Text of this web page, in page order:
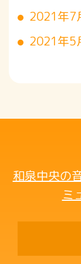
2021年7
2021年5
和泉中央の
ミ